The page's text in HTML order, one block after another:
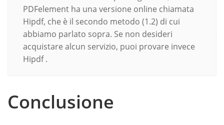
PDFelement ha una versione online chiamata
Hipdf, che è il secondo metodo (1.2) di cui
abbiamo parlato sopra. Se non desideri
acquistare alcun servizio, puoi provare invece
Hipdf .
Conclusione